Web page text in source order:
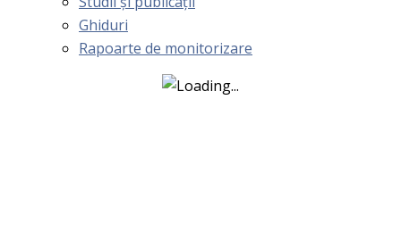
Ghiduri
Rapoarte de monitorizare